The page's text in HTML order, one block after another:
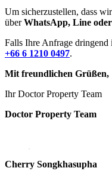
Um sicherzustellen, dass
überWhatsApp, Line
Falls Ihre Anfrage dringend
+66 6 1210 0497.
Mit freundlichen Grüßen,
Ihr Doctor Property Team
Doctor Property Team
Cherry Songkhasupha